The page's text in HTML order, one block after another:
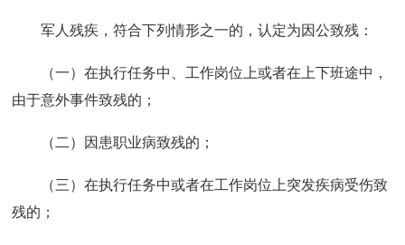
军人残疾，符合下列情形之一的，认定为因公致残：
（一）在执行任务中、工作岗位上或者在上下班途中，
由于意外事件致残的；
（二）因患职业病致残的；
（三）在执行任务中或者在工作岗位上突发疾病受伤致
残的；